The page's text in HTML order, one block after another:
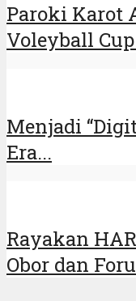
Paroki Karot
Voleyball
Menjadi
Era...
Rayakan
Obor dan